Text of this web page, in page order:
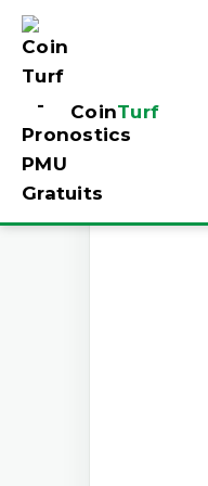
CoinTurf